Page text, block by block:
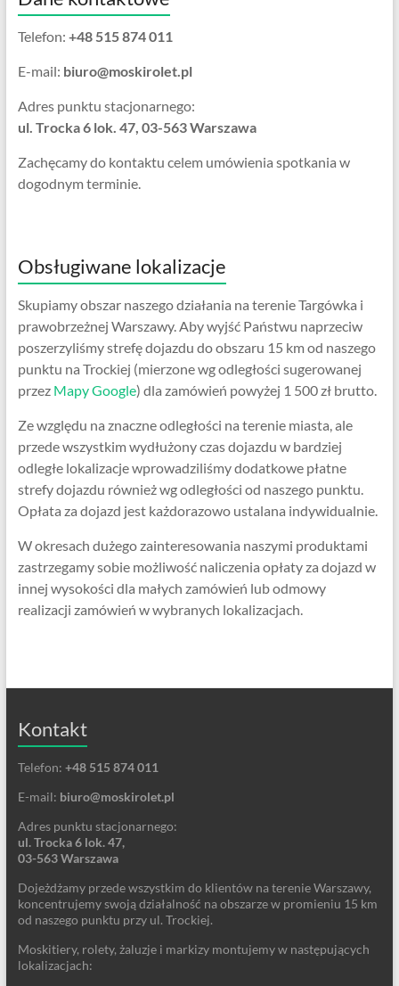
Telefon: +48 515 874 011
E-mail: biuro@moskirolet.pl
Adres punktu stacjonarnego:
ul. Trocka 6 lok. 47, 03-563 Warszawa
Zachęcamy do kontaktu celem umówienia spotkania w
dogodnym terminie.
Obsługiwane lokalizacje
Skupiamy obszar naszego działania na terenie Targówka i
prawobrzeżnej Warszawy. Aby wyjść Państwu naprzeciw
poszerzyliśmy strefę dojazdu do obszaru 15 km od naszego
punktu na Trockiej (mierzone wg odległości sugerowanej
przez Mapy Google) dla zamówień powyżej 1 500 zł brutto.
Ze względu na znaczne odległości na terenie miasta, ale
przede wszystkim wydłużony czas dojazdu w bardziej
odległe lokalizacje wprowadziliśmy dodatkowe płatne
strefy dojazdu również wg odległości od naszego punktu.
Opłata za dojazd jest każdorazowo ustalana indywidualnie.
W okresach dużego zainteresowania naszymi produktami
zastrzegamy sobie możliwość naliczenia opłaty za dojazd w
innej wysokości dla małych zamówień lub odmowy
realizacji zamówień w wybranych lokalizacjach.
Kontakt
Telefon: +48 515 874 011
E-mail: biuro@moskirolet.pl
Adres punktu stacjonarnego:
ul. Trocka 6 lok. 47,
03-563 Warszawa
Dojeżdżamy przede wszystkim do klientów na terenie Warszawy,
koncentrujemy swoją działalność na obszarze w promieniu 15 km
od naszego punktu przy ul. Trockiej.
Moskitiery, rolety, żaluzje i markizy montujemy w następujących
lokalizacjach: